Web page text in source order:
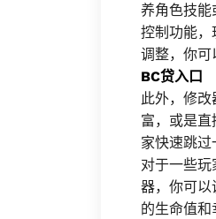
养角色技能
控制功能，
调整，你可
BC贷入口
此外，修
富，或是
家快速跳过
对于一些
器，你可以
的生命值